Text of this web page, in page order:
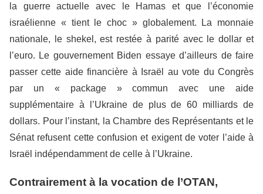
la guerre actuelle avec le Hamas et que l’économie
israélienne « tient le choc » globalement. La monnaie
nationale, le shekel, est restée à parité avec le dollar et
l’euro. Le gouvernement Biden essaye d’ailleurs de faire
passer cette aide financière à Israël au vote du Congrès
par un « package » commun avec une aide
supplémentaire à l’Ukraine de plus de 60 milliards de
dollars. Pour l’instant, la Chambre des Représentants et le
Sénat refusent cette confusion et exigent de voter l’aide à
Israël indépendamment de celle à l’Ukraine.
Contrairement à la vocation de l’OTAN,